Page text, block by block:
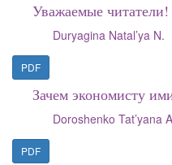
Уважаемые читатели!
Duryagina Natal’ya N.
PDF
Зачем экономисту
Doroshenko Tat’yana
PDF